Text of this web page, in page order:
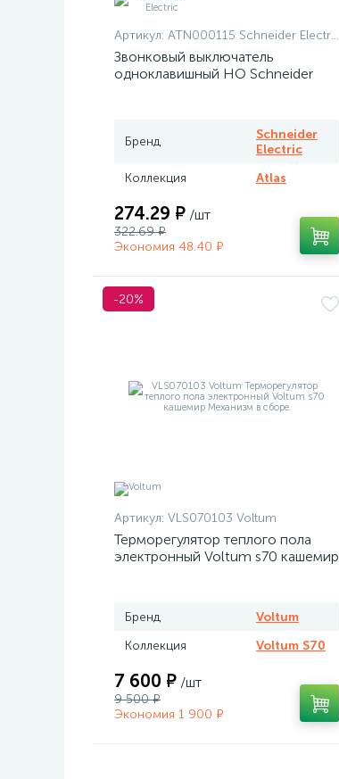
Артикул: ATN000115 Schneider Electric
Звонковый выключатель
одноклавишный НО Schneider
Бренд
Schneider
Electric
Коллекция
Atlas
274.29 ₽ /шт
322.69 ₽
Экономия 48.40 ₽
-20%
Артикул: VLS070103 Voltum
Терморегулятор теплого пола
электронный Voltum s70 кашемир
Бренд
Voltum
Коллекция
Voltum S70
7 600 ₽ /шт
9 500 ₽
Экономия 1 900 ₽